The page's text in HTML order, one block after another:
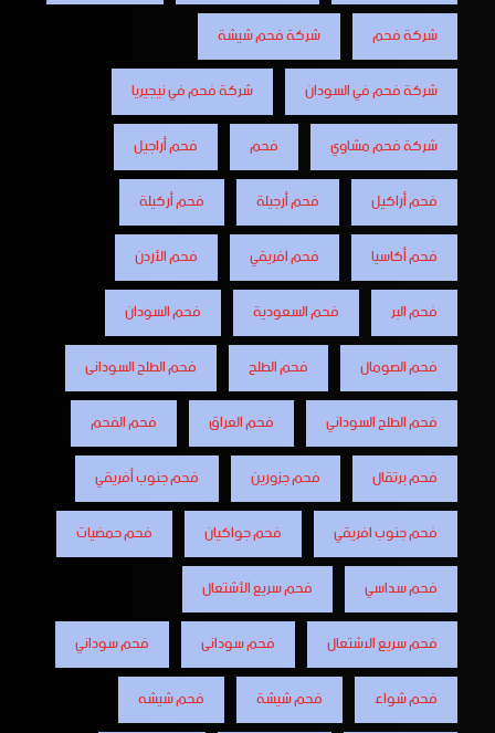
شركة فحم
شركة فحم شيشة
شركة فحم في السودان
شركة فحم في نيجيريا
شركة فحم مشاوي
فحم
فحم أراجيل
فحم أراكيل
فحم أرجيلة
فحم أركيلة
فحم أكاسيا
فحم افريقي
فحم الأردن
فحم البر
فحم السعودية
فحم السودان
فحم الصومال
فحم الطلح
فحم الطلح السودانى
فحم الطلح السوداني
فحم العراق
فحم الفحم
فحم برتقال
فحم جزورين
فحم جنوب أفريقي
فحم جنوب افريقي
فحم جواكيان
فحم حمضيات
فحم سداسي
فحم سريع الأشتعال
فحم سريع الاشتعال
فحم سودانى
فحم سوداني
فحم شواء
فحم شيشة
فحم شيشه